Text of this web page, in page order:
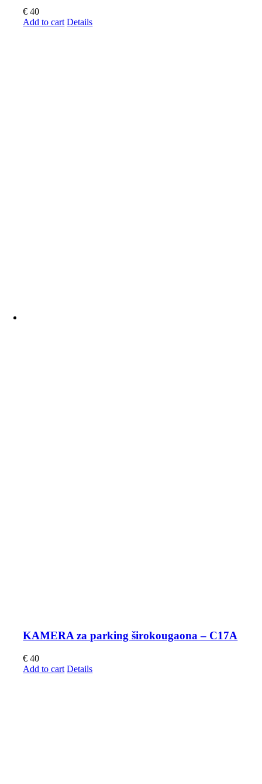
€ 40
Add to cart Details
KAMERA za parking širokougaona – C17A
€ 40
Add to cart Details